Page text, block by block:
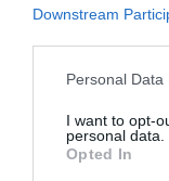
Downstream
Personal
I want to opt-
personal data.
Opted In
για 67 ημέρε
Ευγνώμων για
και τη χαρά